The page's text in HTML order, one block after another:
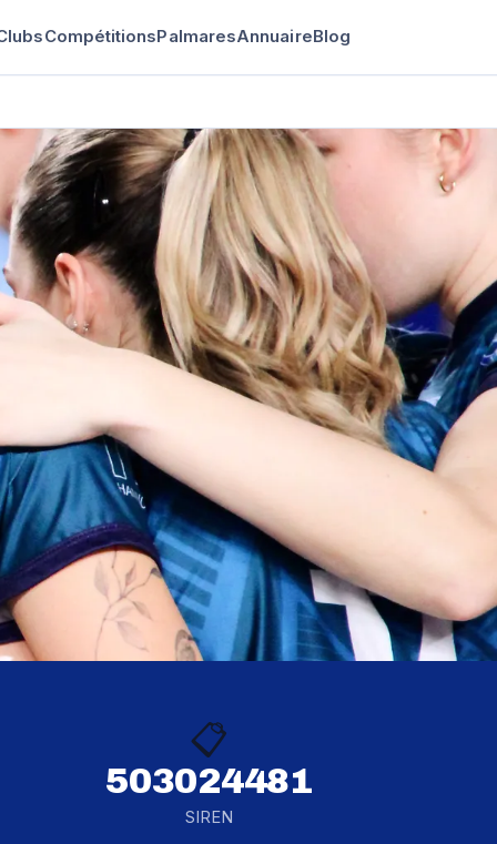
CompétitionsPalmaresAnnuaireBlog
📋
503024481
SIREN